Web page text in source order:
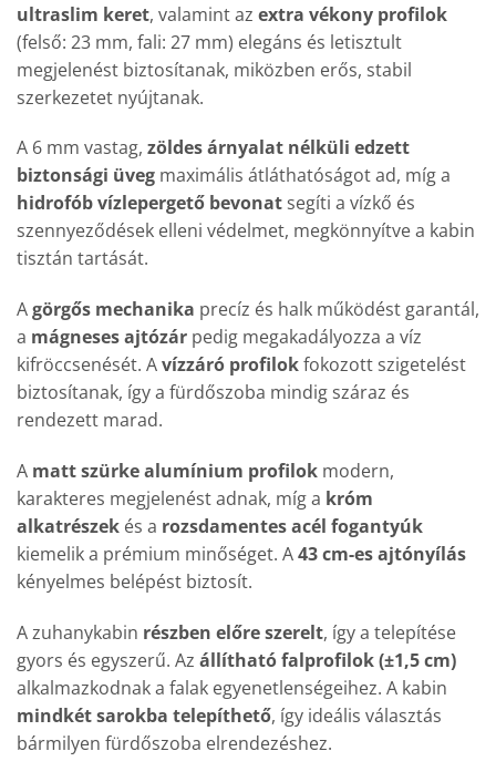
ultraslim keret, valamint az extra vékony profilok
(felső: 23 mm, fali: 27 mm) elegáns és letisztult
megjelenést biztosítanak, miközben erős, stabil
szerkezetet nyújtanak.
A 6 mm vastag, zöldes árnyalat nélküli edzett
biztonsági üveg maximális átláthatóságot ad, míg a
hidrofób vízlepergető bevonat segíti a vízkő és
szennyeződések elleni védelmet, megkönnyítve a kabin
tisztán tartását.
Agörgős mechanika precíz és halk működést garantál,
a mágneses ajtózár pedig megakadályozza a víz
kifröccsenését. Avízzáró profilokfokozott szigetelést
biztosítanak, így a fürdőszoba mindig száraz és
rendezett marad.
A matt szürke alumínium profilok modern,
karakteres megjelenést adnak, míg a króm
alkatrészek és a rozsdamentes acél fogantyúk
kiemelik a prémium minőséget. A43 cm-es ajtónyílás
kényelmes belépést biztosít.
A zuhanykabin részben előre szerelt, így a telepítése
gyors és egyszerű. Az állítható falprofilok (±1,5 cm)
alkalmazkodnak a falak egyenetlenségeihez. A kabin
mindkét sarokba telepíthető, így ideális választás
bármilyen fürdőszoba elrendezéshez.